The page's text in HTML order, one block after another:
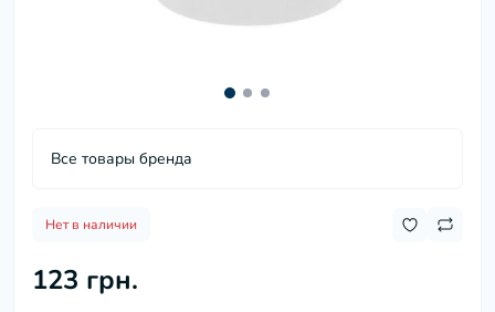
Все товары бренда
Нет в наличии
123 грн.